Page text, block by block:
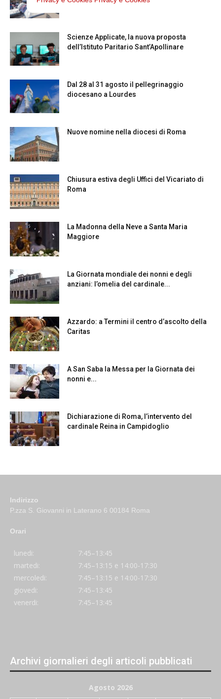
Scienze Applicate, la nuova proposta
dell’Istituto Paritario Sant’Apollinare
Dal 28 al 31 agosto il pellegrinaggio
diocesano a Lourdes
Nuove nomine nella diocesi di Roma
Chiusura estiva degli Uffici del Vicariato di
Roma
La Madonna della Neve a Santa Maria
Maggiore
La Giornata mondiale dei nonni e degli
anziani: l’omelia del cardinale...
Azzardo: a Termini il centro d’ascolto della
Caritas
A San Saba la Messa per la Giornata dei
nonni e...
Dichiarazione di Roma, l’intervento del
cardinale Reina in Campidoglio
Indirizzo
P.zza S. Giovanni in Laterano 6 00184 Roma
Orari
lunedi:
7:45–13:45
martedi:
7:45–13:15 e 14:00-17:30
mercoledi:
7:45–13:15 e 14:00-17:30
giovedi:
7:45–13:45
venerdi:
7:45–13:45
Archivi giornalieri degli articoli pubblicati
Agosto 2026